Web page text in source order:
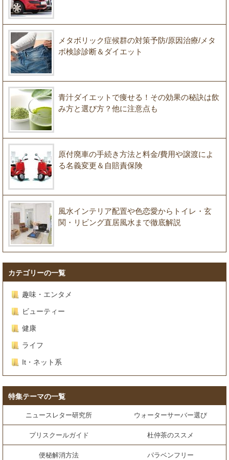
メタボリック症候群の対策予防/原因治療/メタ
ボ検診診断＆ダイエット
青汁ダイエットで痩せる！その効果の秘訣は飲
み方と選び方？他に注意点も
原付廃車の手続き方法と料金/費用や譲渡によ
る名義変更＆自賠責保険
風水インテリア配置や色恋愛からトイレ・玄
関・リビング直居風水まで徹底解説
カテゴリーの一覧
趣味・エンタメ
ビューティー
健康
ライフ
It・ネット系
特集テーマの一覧
ニュースレター研究所 ウォーターサーバー選び
プリスクールガイド 杜仲茶のススメ
便秘解消方法 パラベンフリー